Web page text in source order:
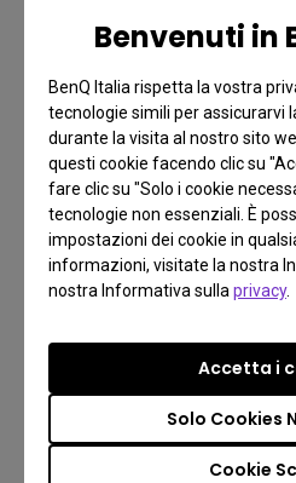
Benvenuti in
BenQ Italia rispetta la vostra
tecnologie simili per assicurarvi
durante la visita al nostro sito
questi cookie facendo clic su
fare clic su "Solo i cookie
tecnologie non essenziali. È
impostazioni dei cookie in
informazioni, visitate la nostra
nostra Informativa sulla privacy.
Cookie
Solo Cookies
Accetta i